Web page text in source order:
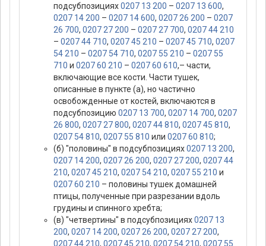
подсубпозициях0207 13 200 – 0207 13 600,
0207 14 200 – 0207 14 600, 0207 26 200 – 0207
26 700, 0207 27 200 – 0207 27 700, 0207 44 210
– 0207 44 710, 0207 45 210 – 0207 45 710, 0207
54 210 – 0207 54 710, 0207 55 210 – 0207 55
710 и 0207 60 210 – 0207 60 610,– части,
включающие все кости. Части тушек,
описанные в пункте (а), но частично
освобожденные от костей, включаются в
подсубпозицию 0207 13 700, 0207 14 700, 0207
26 800, 0207 27 800, 0207 44 810, 0207 45 810,
0207 54 810, 0207 55 810 или 0207 60 810;
(б) "половины" в подсубпозициях0207 13 200,
0207 14 200, 0207 26 200, 0207 27 200, 0207 44
210, 0207 45 210, 0207 54 210, 0207 55 210 и
0207 60 210 – половины тушек домашней
птицы, полученные при разрезании вдоль
грудины и спинного хребта;
(в) "четвертины" в подсубпозициях0207 13
200, 0207 14 200, 0207 26 200, 0207 27 200,
0207 44 210, 0207 45 210, 0207 54 210, 0207 55